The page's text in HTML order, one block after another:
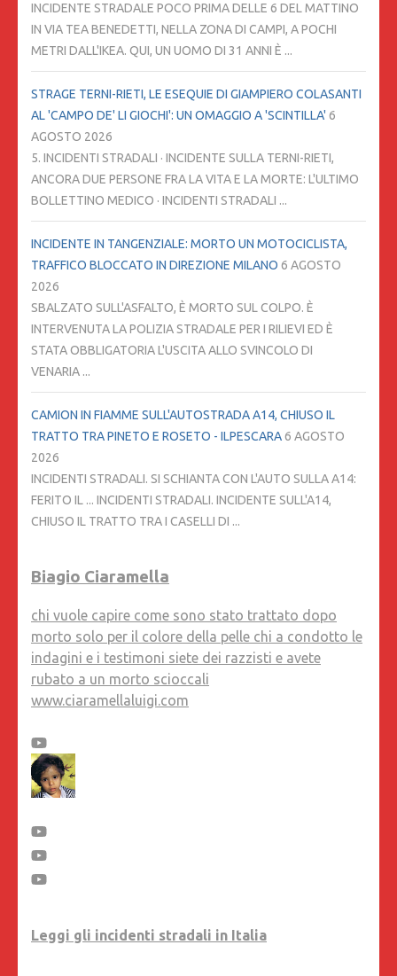
INCIDENTE STRADALE POCO PRIMA DELLE 6 DEL MATTINO
IN VIA TEA BENEDETTI, NELLA ZONA DI CAMPI, A POCHI
METRI DALL'IKEA. QUI, UN UOMO DI 31 ANNI È ...
STRAGE TERNI-RIETI, LE ESEQUIE DI GIAMPIERO COLASANTI
AL 'CAMPO DE' LI GIOCHI': UN OMAGGIO A 'SCINTILLA' 6
AGOSTO 2026
5. INCIDENTI STRADALI · INCIDENTE SULLA TERNI-RIETI,
ANCORA DUE PERSONE FRA LA VITA E LA MORTE: L'ULTIMO
BOLLETTINO MEDICO · INCIDENTI STRADALI ...
INCIDENTE IN TANGENZIALE: MORTO UN MOTOCICLISTA,
TRAFFICO BLOCCATO IN DIREZIONE MILANO 6 AGOSTO
2026
SBALZATO SULL'ASFALTO, È MORTO SUL COLPO. È
INTERVENUTA LA POLIZIA STRADALE PER I RILIEVI ED È
STATA OBBLIGATORIA L'USCITA ALLO SVINCOLO DI
VENARIA ...
CAMION IN FIAMME SULL'AUTOSTRADA A14, CHIUSO IL
TRATTO TRA PINETO E ROSETO - ILPESCARA6 AGOSTO
2026
INCIDENTI STRADALI. SI SCHIANTA CON L'AUTO SULLA A14:
FERITO IL ... INCIDENTI STRADALI. INCIDENTE SULL'A14,
CHIUSO IL TRATTO TRA I CASELLI DI ...
Biagio Ciaramella
chi vuole capire come sono stato trattato dopo
morto solo per il colore della pelle chi a condotto le
indagini e i testimoni siete dei razzisti e avete
rubato a un morto scioccali
www.ciaramellaluigi.com
Leggi gli incidenti stradali in Italia